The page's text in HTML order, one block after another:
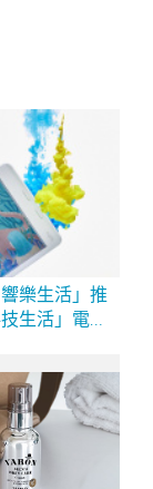
樂生活」推
生活」電信
筆記與手
階防水 閱讀